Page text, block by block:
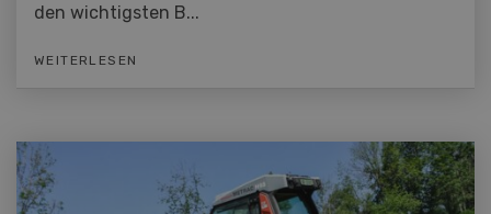
den wichtigsten B...
WEITERLESEN